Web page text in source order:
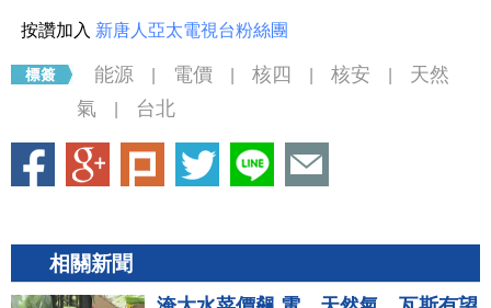
按讚加入 新唐人亞太電視台粉絲團
能源 電價 核四 核安
天然
氣
台北
相關新聞